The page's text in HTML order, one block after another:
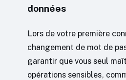
données
Lors de votre première
changement de mot de
garantir que vous seul
opérations sensibles,